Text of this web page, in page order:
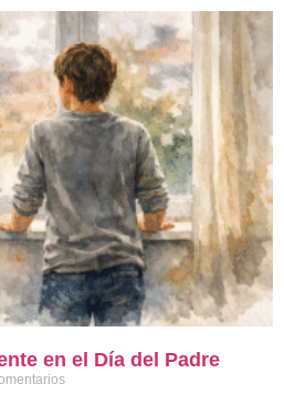
en el Día del Padre